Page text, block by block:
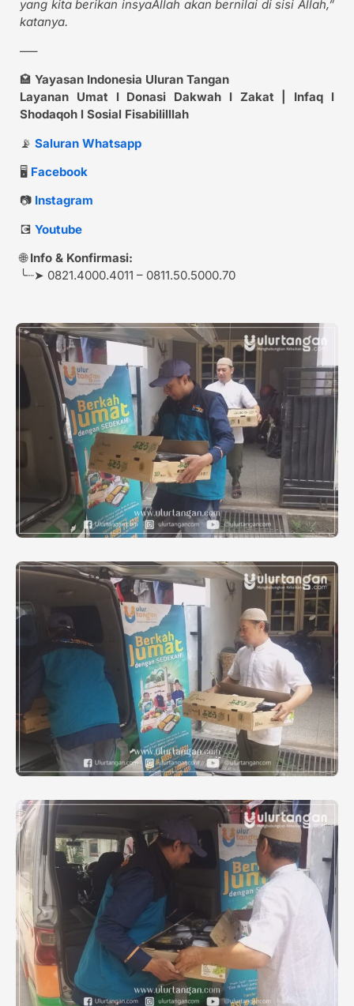
yang kita berikan insyaAllah akan bernilai di sisi Allah,”
katanya.
—–
🏩 Yayasan Indonesia Uluran Tangan
Layanan Umat l Donasi Dakwah l Zakat | Infaq l
Shodaqoh l Sosial Fisabililllah
📡 Saluran Whatsapp
🖥️ Facebook
📷 Instagram
💽 Youtube
🌐Info & Konfirmasi:
╰┈➤ 0821.4000.4011 – 0811.50.5000.70